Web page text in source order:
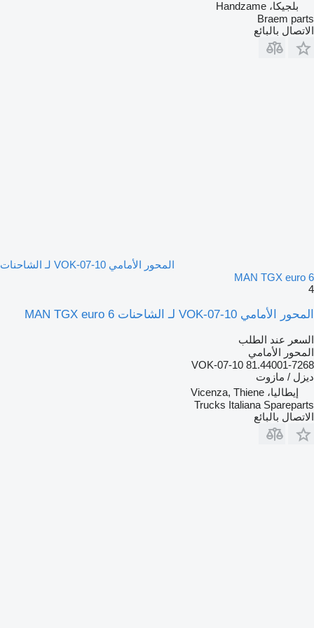
بلجيكا، Handzame
Braem parts
الاتصال بالبائع
المحور الأمامي VOK-07-10 لـ الشاحنات
MAN TGX euro 6
4
المحور الأمامي VOK-07-10 لـ الشاحنات MAN TGX euro 6
السعر عند الطلب
المحور الأمامي
VOK-07-10 81.44001-7268
ديزل / مازوت
إيطاليا، Vicenza, Thiene
Trucks Italiana Spareparts
الاتصال بالبائع